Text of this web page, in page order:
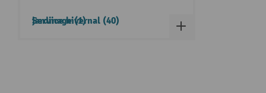
Service hivernal (40)
jardinage (1)